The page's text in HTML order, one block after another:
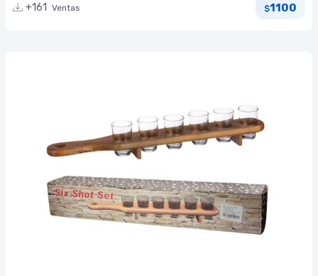
+161
Ventas $1100